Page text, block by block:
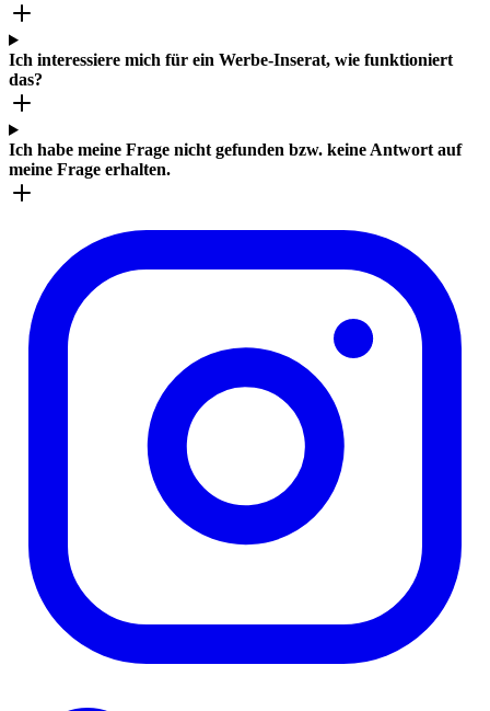
Ich interessiere mich für ein Werbe-Inserat, wie funktioniert
das?
Ich habe meine Frage nicht gefunden bzw. keine Antwort auf
meine Frage erhalten.